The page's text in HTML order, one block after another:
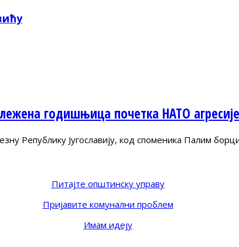
годишњица почетка НАТО агресије
Републику Југославију, код споменика Палим
Питајте општинску управу
Пријавите комунални проблем
Имам идеју